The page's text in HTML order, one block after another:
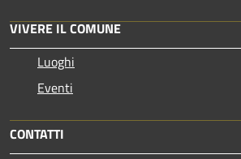
VIVERE IL COMUNE
Luoghi
Eventi
CONTATTI